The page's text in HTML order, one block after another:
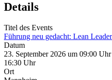
Details
Titel des Events
Führung neu gedacht: Lean
Datum
23. September 2026 um 09:00
16:30 Uhr
Ort